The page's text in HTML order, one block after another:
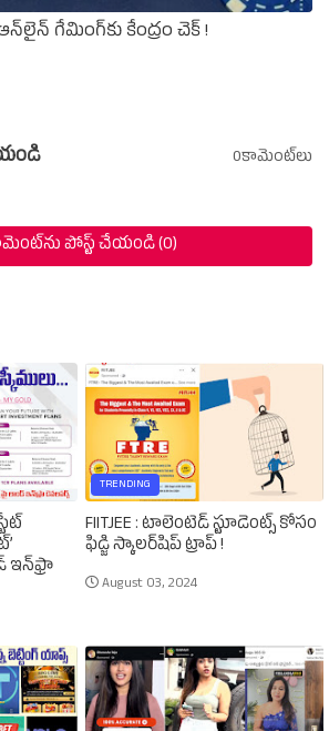
ఆన్‌లైన్‌ గేమింగ్‌కు కేంద్రం చెక్‌ !
0కామెంట్‌లు
పోస్ట్ చేయండి (0)
TRENDING
FIITJEE : టాలెంటెడ్‌ స్టూడెంట్స్‌ కోసం
ఫిడ్జి స్కాలర్‌షిప్‌ ట్రాప్‌ !
August 03, 2024